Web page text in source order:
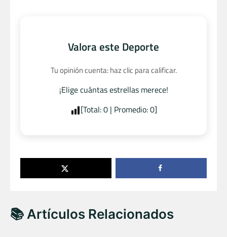
Valora este Deporte
Tu opinión cuenta: haz clic para calificar.
¡Elige cuántas estrellas merece!
[Total:0| Promedio:0]
📚 Artículos Relacionados